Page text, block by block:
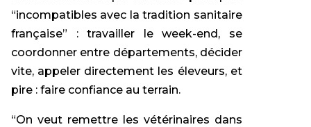
“incompatibles avec la tradition sanitaire
française” : travailler le week-end, se
coordonner entre départements, décider
vite, appeler directement les éleveurs, et
pire : faire confiance au terrain.
“On veut remettre les vétérinaires dans